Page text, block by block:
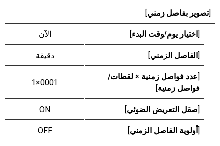
[تصوير بفاصل زمني]
[اختيار يوم/وقت البدء] الآن
[الفاصل الزمني] دقيقة
[عدد فواصل زمنية × لقطات/
فواصل زمنية]
0001×1
[صقل التعريض الضوئي]
ON
[أولوية الفاصل الزمني]
OFF